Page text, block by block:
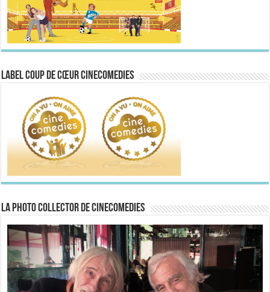
Label Coup de Cœur CineComedies
La Photo collector de CineComedies